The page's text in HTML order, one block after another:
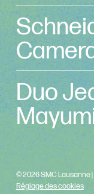
Duo
© 2026 SMC Lausanne |
Réglage des cookies